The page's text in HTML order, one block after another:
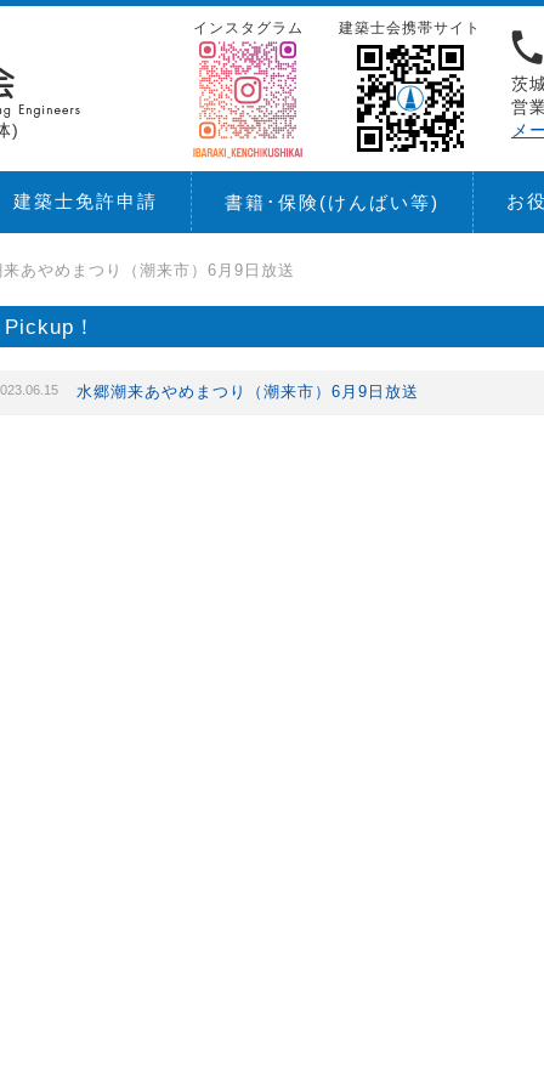
)
茨
営
メ
建築士会携帯サイト
インスタグラム
建築士免許申請 書籍･保険(けんばい等) お
あやめまつり（潮来市）6月9日放送
Pickup！
水郷潮来あやめまつり（潮来市）6月9日放送